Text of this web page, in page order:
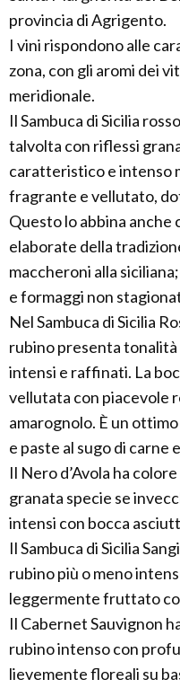
provincia di Agrigento.
I vini rispondono alle
zona, con gli aromi dei
meridionale.
Il Sambuca di Sicilia
talvolta con riflessi
caratteristico e intenso
fragrante e vellutato,
Questo lo abbina anche
elaborate della
maccheroni alla
e formaggi non
Nel Sambuca di Sicilia
rubino presenta
intensi e raffinati. La
vellutata con piacevole
amarognolo. È un
e paste al sugo di carne
Il Nero d’Avola ha
granata specie se
intensi con bocca
Il Sambuca di Sicilia
rubino più o meno
leggermente fruttato
Il Cabernet Sauvignon
rubino intenso con
lievemente floreali su